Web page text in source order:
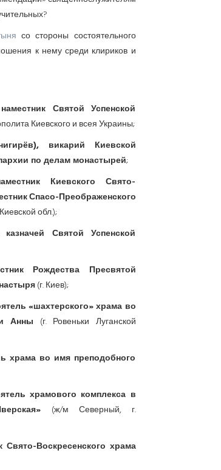
со стороны состоятельного
к нему среди клириков и
Святой Успенской
Киевского и всея Украины;
викарий Киевской
по делам монастырей;
Киевского Свято-
Спасо-Преображенского
обл.);
Святой Успенской
Рождества Пресвятой
(г. Киев);
«шахтерского» храма во
Анны (г. Ровеньки Луганской
храма во имя преподобного
храмового комплекса в
(ж/м Северный, г.
Воскресенского храма